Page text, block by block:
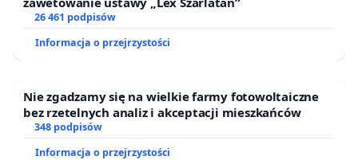
26 461 podpisów
Informacja o przejrzystości
Nie zgadzamy się na wielkie farmy fotowoltaiczne
bez rzetelnych analiz i akceptacji mieszkańców
348 podpisów
Informacja o przejrzystości